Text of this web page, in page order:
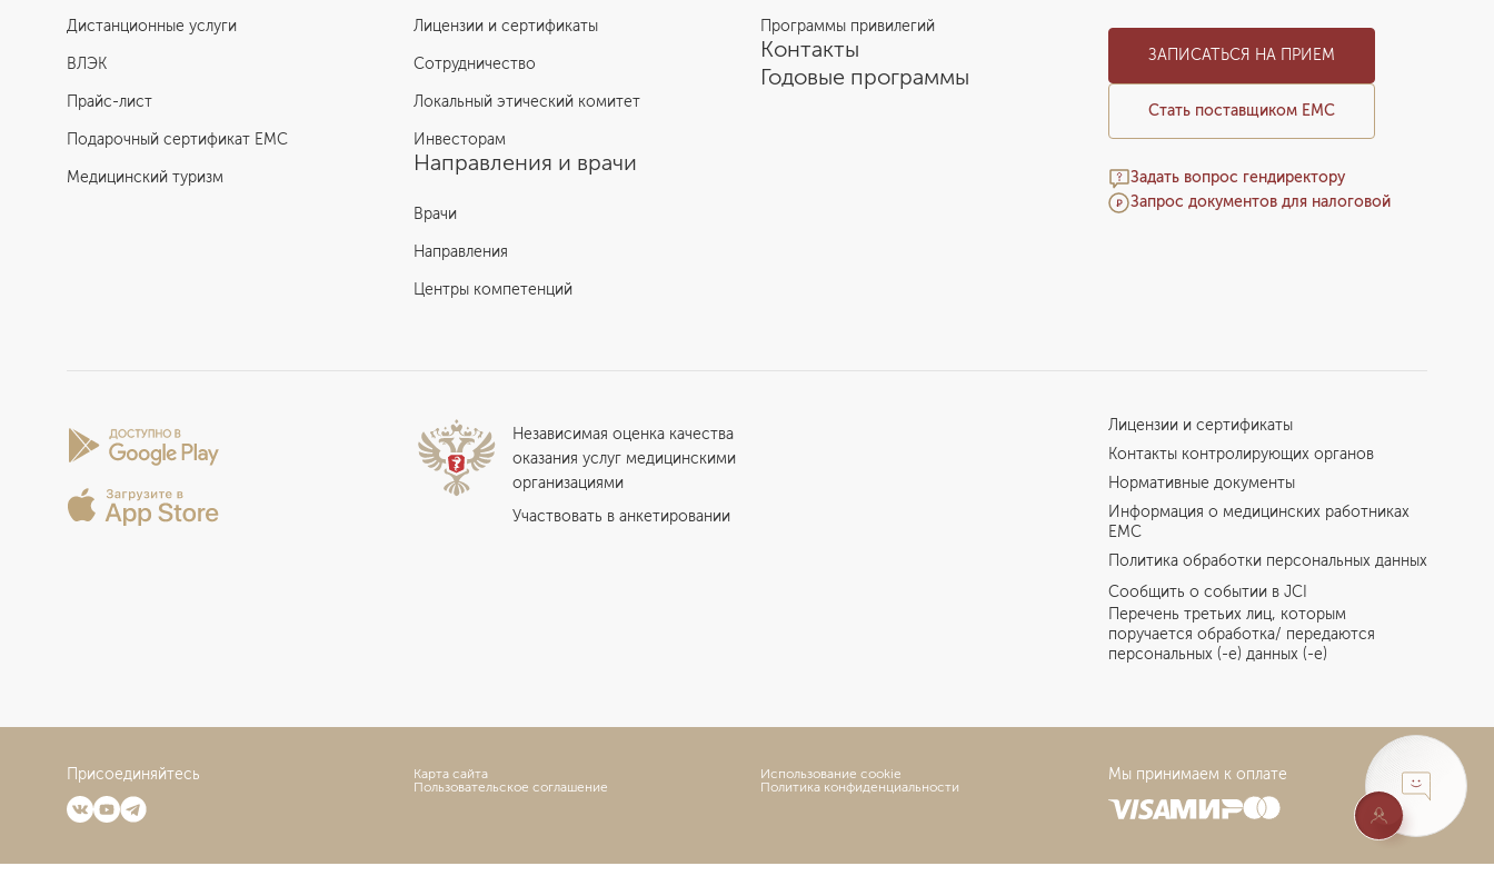
Лицензии и сертификаты
Сотрудничество
Локальный этический комитет
Инвесторам
Направления и врачи
Врачи
Направления
Центры компетенций
Дистанционные услуги
ВЛЭК
Прайс-лист
Подарочный сертификат EMC
Медицинский туризм
Программы привилегий
Контакты
Годовые программы
ЗАПИСАТЬСЯ НА ПРИЕМ
Стать поставщиком ЕМС
Задать вопрос гендиректору
Запрос документов для налоговой
Независимая оценка качества
оказания услуг медицинскими
организациями
Участвовать в анкетировании
Лицензии и сертификаты
Контакты контролирующих органов
Нормативные документы
Информация о медицинских работниках
EMC
Политика обработки персональных данных
Сообщить о событии в JCI
Перечень третьих лиц, которым
поручается обработка/ передаются
персональных (-е) данных (-е)
Присоединяйтесь Карта сайта
Использование cookie
Пользовательское соглашение
Политика конфиденциальности
Мы принимаем к оплате